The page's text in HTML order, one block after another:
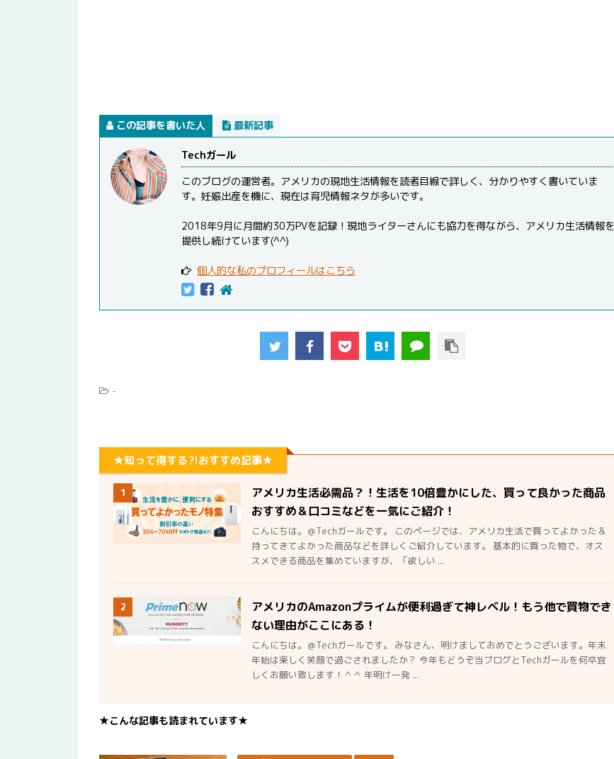
この記事を書いた人 最新記事
Techガール
このブログの運営者。アメリカの現地生活情報を読者目線で詳しく、分かりやすく書いていま
す。妊娠出産を機に、現在は育児情報ネタが多いです。
2018年9月に月間約30万PVを記録！現地ライターさんにも協力を得ながら、アメリカ生活情報を
提供し続けています(^^)
個人的な私のプロフィールはこちら
-
★知って得する?!おすすめ記事★
1
アメリカ生活必需品？！生活を10倍豊かにした、買って良かった商品
おすすめ＆口コミなどを一気にご紹介！
こんにちは。＠Techガールです。 このページでは、アメリカ生活で買ってよかった＆
持ってきてよかった商品などを詳しくご紹介しています。 基本的に買った物で、オス
スメできる商品を集めていますが、「欲しい ...
2
アメリカのAmazonプライムが便利過ぎて神レベル！もう他で買物でき
ない理由がここにある！
こんにちは。＠Techガールです。 みなさん、明けましておめでとうございます。年末
年始は楽しく笑顔で過ごされましたか？ 今年もどうぞ当ブログとTechガールを何卒宜
しくお願い致します！＾＾ 年明け一発 ...
★こんな記事も読まれています★